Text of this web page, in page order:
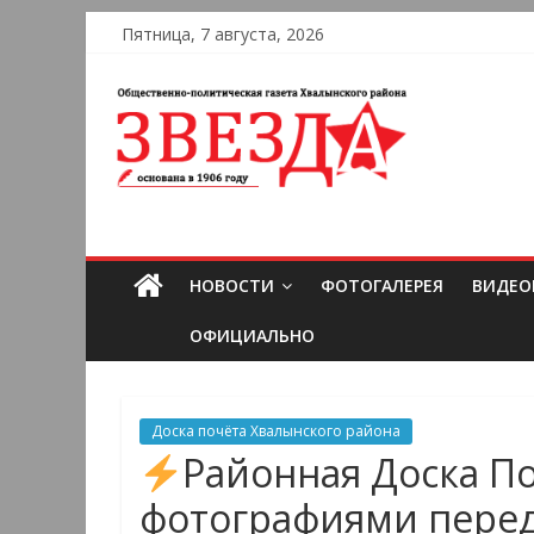
Пятница, 7 августа, 2026
НОВОСТИ ФОТОГАЛЕРЕЯ
ОФИЦИАЛЬНО
Доска почёта Хвалынского района
Районная Доска
фотографиями